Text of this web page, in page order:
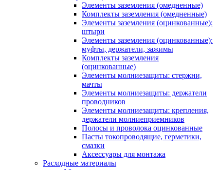
Элементы заземления (омедненные)
Комплекты заземления (омедненные)
Элементы заземления (оцинкованные):
штыри
Элементы заземления (оцинкованные):
муфты, держатели, зажимы
Комплекты заземления
(оцинкованные)
Элементы молниезащиты: стержни,
мачты
Элементы молниезащиты: держатели
проводников
Элементы молниезащиты: крепления,
держатели молниеприемников
Полосы и проволока оцинкованные
Пасты токопроводящие, герметики,
смазки
Аксессуары для монтажа
Расходные материалы